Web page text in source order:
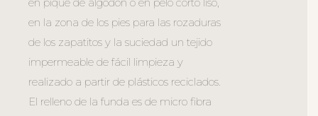
en la zona de los pies para las rozaduras
de los zapatitos y la suciedad un tejido
impermeable de fácil limpieza y
realizado a partir de plásticos reciclados.
El relleno de la funda es de micro fibra